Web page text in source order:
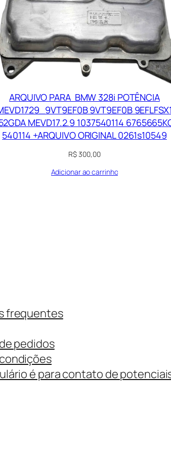
ARQUIVO PARA BMW 328i POTÊNCIA
9VT9EF0B
MEVD17.2.9 1037540114
540114 +ARQUIVO ORIGINAL 0261s10549
R$300,00
Adicionar ao carrinho
frequentes
pedidos
é para contato de